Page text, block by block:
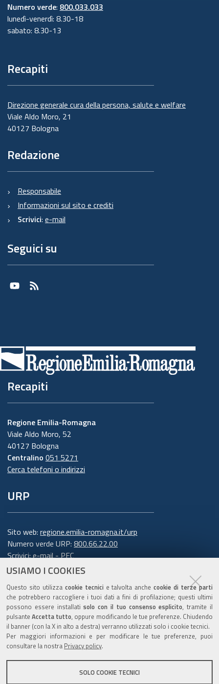
USIAMO I COOKIES
Questo sito utilizza cookie tecnici e talvolta anchecookie di terze parti
che potrebbero raccogliere i tuoi dati a fini di profilazione; questi ultimi
possono essere installatisolo con il tuo consenso esplicito, tramite il
pulsanteAccetta tutto, oppure modificando le tue preferenze. Chiudendo
il banner (con la X in alto a destra) verranno utilizzati solo i cookie tecnici.
Per maggiori informazioni e per modificare le tue preferenze, puoi
consultare la nostra Privacy policy.
SOLO COOKIE TECNICI
Numero verde: 800.033.033
lunedì-venerdì: 8.30-18
sabato: 8.30-13
Recapiti
Direzione generale cura della persona, salute e welfare
Viale Aldo Moro, 21
40127 Bologna
Redazione
Responsabile
Informazioni sul sito e crediti
Scrivici: e-mail
Seguici su
Youtube
RSS
Recapiti
Regione Emilia-Romagna
Viale Aldo Moro, 52
40127 Bologna
Centralino 051 5271
Cerca telefoni o indirizzi
URP
Sito web: regione.emilia-romagna.it/urp
Numero verde URP: 800.66.22.00
Scrivici:e-mail-PEC
Trasparenza
Amministrazione trasparente
Note legali e copyright
Privacy e cookie
Gestisci i cookie
Dichiarazione di accessibilità